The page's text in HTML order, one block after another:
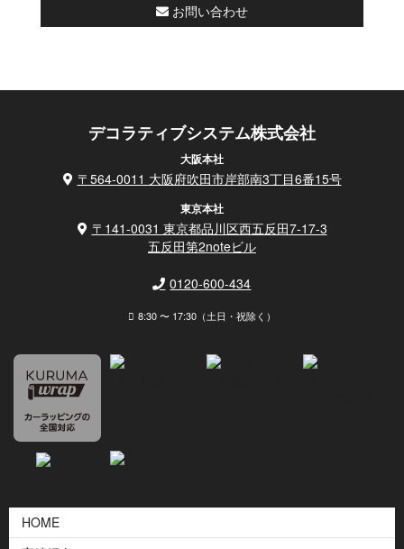
お問い合わせ
デコラティブシステム株式会社
大阪本社
〒564-0011 大阪府吹田市岸部南3丁目6番15号
東京本社
〒141-0031 東京都品川区西五反田7-17-3
五反田第2noteビル
0120-600-434
8:30 〜 17:30（土日・祝除く）
HOME